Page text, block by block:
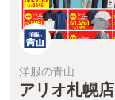
洋服の青山
アリオ札幌店